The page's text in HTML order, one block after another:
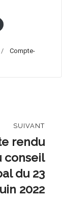
Categories
Compte-
SUIVANT
rendu
conseil
du 23
2022